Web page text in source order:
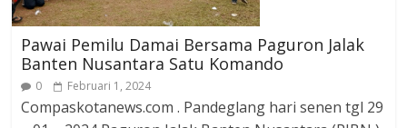
Pawai Pemilu Damai Bersama Paguron Jalak
Banten Nusantara Satu Komando
0 Februari 1, 2024
Compaskotanews.com . Pandeglang hari senen tgl 29